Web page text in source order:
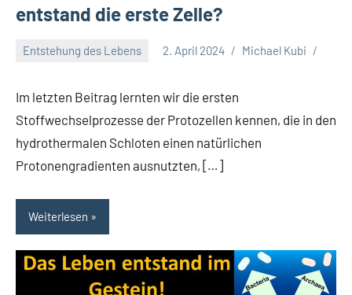
entstand die erste Zelle?
Entstehung des Lebens 2. April 2024 Michael Kubi
Im letzten Beitrag lernten wir die ersten
Stoffwechselprozesse der Protozellen kennen, die in den
hydrothermalen Schloten einen natürlichen
Protonengradienten ausnutzten, […]
Weiterlesen